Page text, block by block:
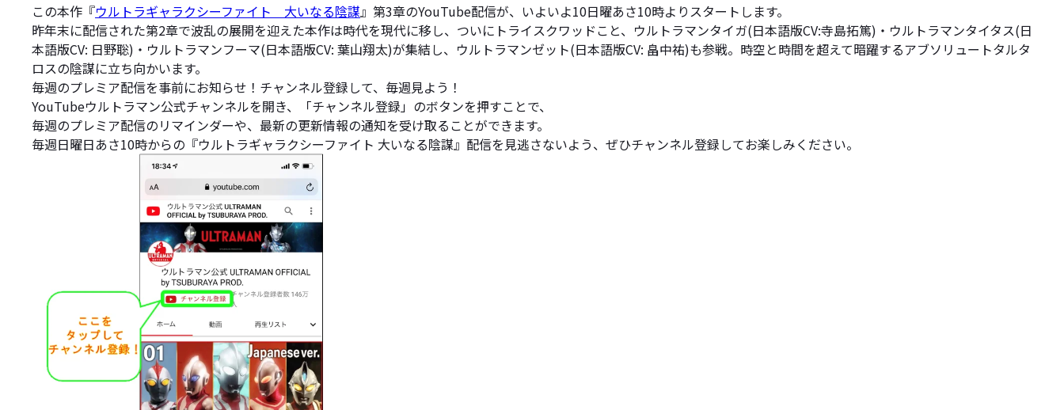
この本作『ウルトラギャラクシーファイト 大いなる陰謀』第3章のYouTube配信が、いよいよ10日曜あさ10時よりスタートします。
昨年末に配信された第2章で波乱の展開を迎えた本作は時代を現代に移し、ついにトライスクワッドこと、ウルトラマンタイガ(日本語版CV:寺島拓篤)・ウルトラマンタイタス(日
本語版CV: 日野聡)・ウルトラマンフーマ(日本語版CV: 葉山翔太)が集結し、ウルトラマンゼット(日本語版CV: 畠中祐)も参戦。時空と時間を超えて暗躍するアブソリュートタルタ
ロスの陰謀に立ち向かいます。
毎週のプレミア配信を事前にお知らせ！チャンネル登録して、毎週見よう！
YouTubeウルトラマン公式チャンネルを開き、「チャンネル登録」のボタンを押すことで、
毎週のプレミア配信のリマインダーや、最新の更新情報の通知を受け取ることができます。
毎週日曜日あさ10時からの『ウルトラギャラクシーファイト 大いなる陰謀』配信を見逃さないよう、ぜひチャンネル登録してお楽しみください。